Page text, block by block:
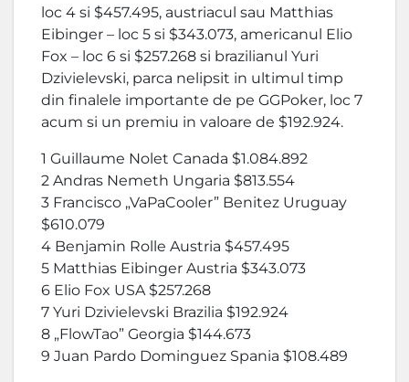
loc 4 si $457.495, austriacul sau Matthias
Eibinger – loc 5 si $343.073, americanul Elio
Fox – loc 6 si $257.268 si brazilianul Yuri
Dzivielevski, parca nelipsit in ultimul timp
din finalele importante de pe GGPoker, loc 7
acum si un premiu in valoare de $192.924.
1 Guillaume Nolet Canada $1.084.892
2 Andras Nemeth Ungaria $813.554
3 Francisco „VaPaCooler” Benitez Uruguay
$610.079
4 Benjamin Rolle Austria $457.495
5 Matthias Eibinger Austria $343.073
6 Elio Fox USA $257.268
7 Yuri Dzivielevski Brazilia $192.924
8 „FlowTao” Georgia $144.673
9 Juan Pardo Dominguez Spania $108.489